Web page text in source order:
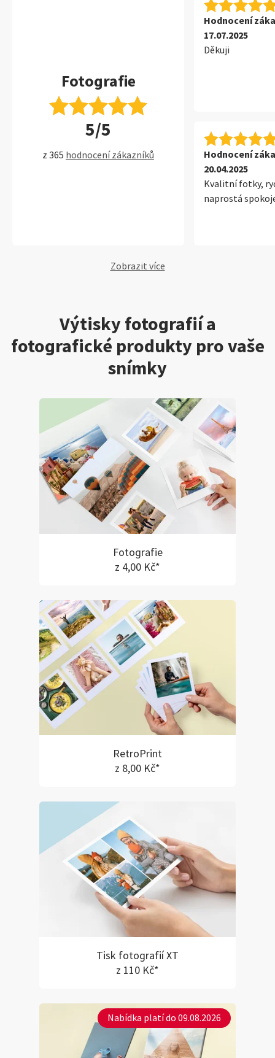
Fotografie
5/5
z 365 hodnocení zákazníků
Hodnocení
17.07.2025
Děkuji
Hodnocení
20.04.2025
Kvalitní fotky,
naprostá
Zobrazit více
Výtisky fotografií a
fotografické produkty pro vaše
snímky
Fotografie
z 4,00 Kč*
RetroPrint
z 8,00 Kč*
Tisk fotografií XT
z 110 Kč*
Nabídka platí do 09.08.2026